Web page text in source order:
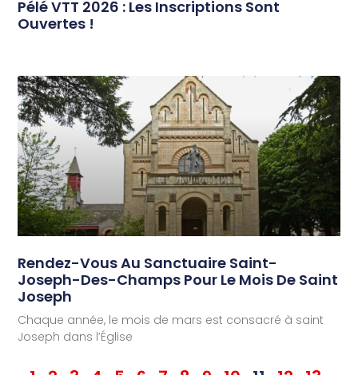
Pélé VTT 2026 : Les Inscriptions Sont
Ouvertes !
Rendez-Vous Au Sanctuaire Saint-
Joseph-Des-Champs Pour Le Mois De Saint
Joseph
Chaque année, le mois de mars est consacré à saint
Joseph dans l’Église